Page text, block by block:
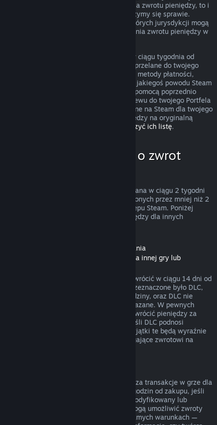
przypadek nie podlega zasadom uzyskania zwrotu pieniędzy, to i
tak możesz o niego poprosić, a my przyjrzymy się sprawie.
Konsumenci zamieszkujący obszary niektórych jurysdykcji mogą
mieć dodatkowe prawa dotyczące uzyskania zwrotu pieniędzy w
Zwrócimy ci całkowitą kwotę pieniężną w ciągu tygodnia od
zatwierdzenia zwrotu. Pieniądze zostaną przelane do twojego
Portfela Steam lub przy pomocy tej samej metody płatności,
której użyto do dokonania zakupu. Jeśli z jakiegoś powodu Steam
nie będzie w stanie zwrócić pieniędzy za pomocą poprzednio
użytej metody płatności, dokonamy przelewu do twojego Portfela
Steam. Niektóre metody płatności dostępne na Steam dla twojego
kraju mogą nie wspierać zwracania pieniędzy na oryginalną
Kliknij tutaj, aby zobaczyć ich listę.
Kiedy można poprosić o zwrot
Oferta zwrotu pieniędzy na Steam, dokonana w ciągu 2 tygodni
od daty zakupu i dla produktów uruchomionych przez mniej niż 2
godziny, dotyczy gier i programów ze Sklepu Steam. Poniżej
znajduje się opis działania zwrotów pieniędzy dla innych
Zwroty pieniędzy dla zawartości do pobrania
(zawartości ze Sklepu Steam dostępnej dla innej gry lub
DLC zakupione w Sklepie Steam można zwrócić w ciągu 14 dni od
daty zakupu, jeśli produkt, dla którego przeznaczone było DLC,
był uruchamiany przez mniej niż dwie godziny, oraz DLC nie
zostało zużyte, zmodyfikowane lub przekazane. W pewnych
przypadkach Steam nie będzie w stanie zwrócić pieniędzy za
niektóre DLC firm trzecich (na przykład jeśli DLC podnosi
nieodwracalnie poziom postaci z gry). Wyjątki te będą wyraźnie
oznaczone przed zakupem jako niepodlegające zwrotowi na
Steam będzie w stanie zwrócić pieniądze za transakcje w grze dla
wszystkich tytułów od Valve w ciągu 48 godzin od zakupu, jeśli
zakupiony przedmiot nie został użyty, zmodyfikowany lub
wymieniony. Twórcy innych produktów mogą umożliwić zwroty
pieniędzy za transakcje w grze na tych samych warunkach —